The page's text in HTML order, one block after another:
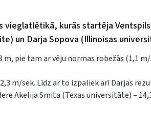
vieglatlētikā, kurās startēja
un Darja Sopova (Illinoisas
pie tam ar vēju normas robežās (1,1 m/
m/sek. Līdz ar to izpaliek arī Darjas
Akelija Smita (Texas universitāte) –